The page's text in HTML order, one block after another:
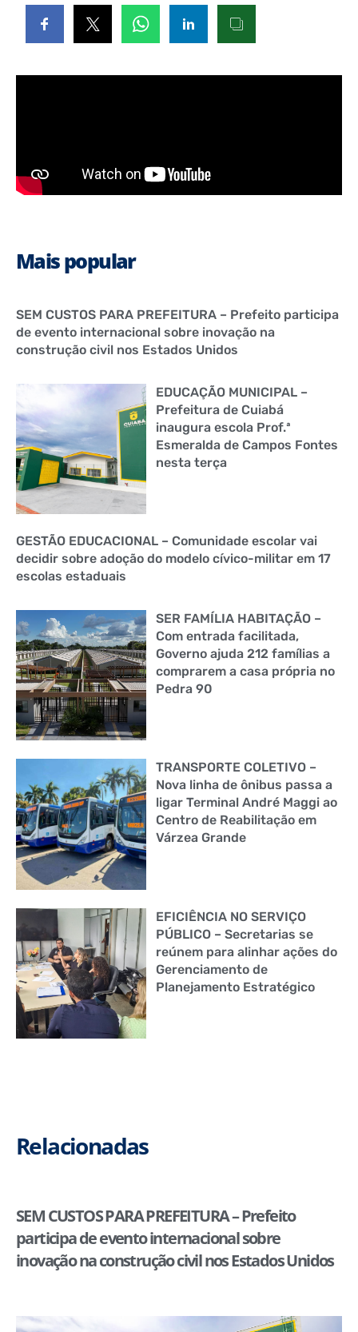
Mais popular
SEM CUSTOS PARA PREFEITURA – Prefeito participa
de evento internacional sobre inovação na
construção civil nos Estados Unidos
EDUCAÇÃO MUNICIPAL –
Prefeitura de Cuiabá
inaugura escola Prof.ª
Esmeralda de Campos Fontes
nesta terça
GESTÃO EDUCACIONAL – Comunidade escolar vai
decidir sobre adoção do modelo cívico-militar em 17
escolas estaduais
SER FAMÍLIA HABITAÇÃO –
Com entrada facilitada,
Governo ajuda 212 famílias a
comprarem a casa própria no
Pedra 90
TRANSPORTE COLETIVO –
Nova linha de ônibus passa a
ligar Terminal André Maggi ao
Centro de Reabilitação em
Várzea Grande
EFICIÊNCIA NO SERVIÇO
PÚBLICO – Secretarias se
reúnem para alinhar ações do
Gerenciamento de
Planejamento Estratégico
Relacionadas
SEM CUSTOS PARA PREFEITURA – Prefeito
participa de evento internacional sobre
inovação na construção civil nos Estados Unidos